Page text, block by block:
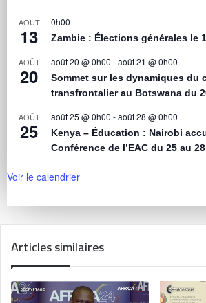
AOÛT
13
0h00
Zambie : Élections générales le
AOÛT
20
août 20 @ 0h00 -août 21 @ 0h00
Sommet sur les dynamiques du
transfrontalier au Botswana du
AOÛT
25
août 25 @ 0h00 -août 28 @ 0h00
Kenya – Éducation : Nairobi
Conférence de l’EAC du 25 au
Voir le calendrier
Articles similaires